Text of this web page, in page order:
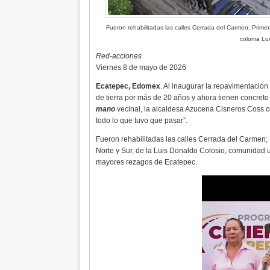
Fueron rehabilitadas las calles Cerrada del Carmen;
colonia
Red-acciones
Viernes 8 de mayo de 2026
Ecatepec, Edomex. Al inaugurar la
de tierra por más de 20 años y ahora tienen
manovecinal, la alcaldesa Azucena Cisneros Coss
todo lo que tuvo que pasar”.
Fueron rehabilitadas las calles Cerrada del
Norte y Sur, de la Luis Donaldo Colosio,
mayores rezagos de Ecatepec.